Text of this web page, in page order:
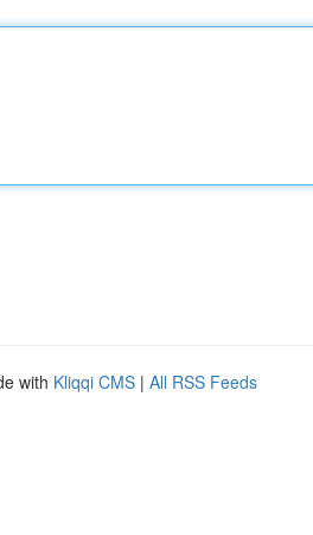
with Kliqqi CMS | All RSS Feeds